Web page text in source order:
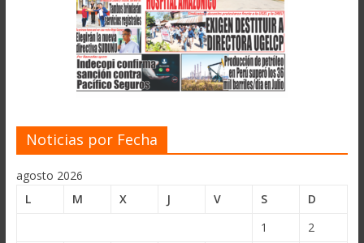
Noticias por Fecha
agosto 2026
L
M X J V S
D
1
2